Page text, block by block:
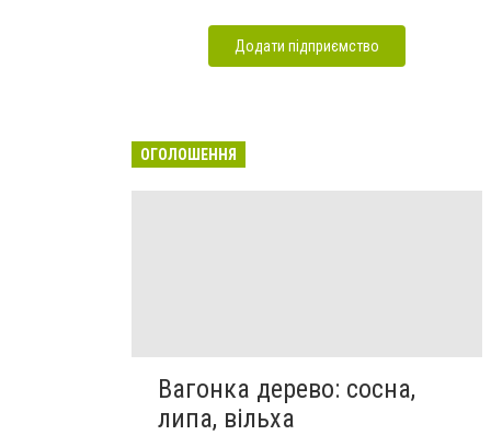
Додати підприємство
ОГОЛОШЕННЯ
Вагонка дерево: сосна,
липа, вільха